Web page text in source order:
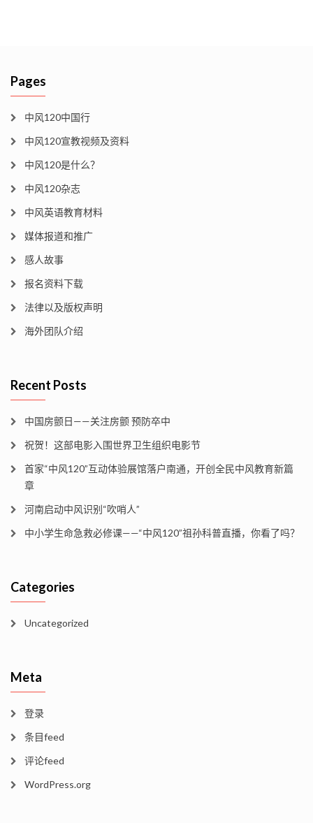
Pages
中风120中国行
中风120宣教视频及资料
中风120是什么？
中风120杂志
中风英语教育材料
媒体报道和推广
感人故事
报名资料下载
法律以及版权声明
海外团队介绍
Recent Posts
中国房颤日——关注房颤 预防卒中
祝贺！这部电影入围世界卫生组织电影节
首家“中风120”互动体验展馆落户南通，开创全民中风教育新篇
章
河南启动中风识别“吹哨人”
中小学生命急救必修课——“中风120”祖孙科普直播，你看了吗？
Categories
Uncategorized
Meta
登录
条目feed
评论feed
WordPress.org